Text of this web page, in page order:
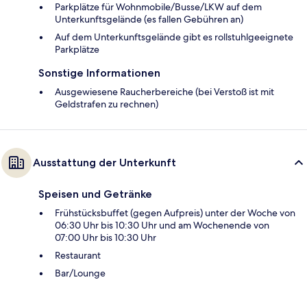
Parkplätze für Wohnmobile/Busse/LKW auf dem
Unterkunftsgelände (es fallen Gebühren an)
Auf dem Unterkunftsgelände gibt es rollstuhlgeeignete
Parkplätze
Sonstige Informationen
Ausgewiesene Raucherbereiche (bei Verstoß ist mit
Geldstrafen zu rechnen)
Ausstattung der Unterkunft
Speisen und Getränke
Frühstücksbuffet (gegen Aufpreis) unter der Woche von
06:30 Uhr bis 10:30 Uhr und am Wochenende von
07:00 Uhr bis 10:30 Uhr
Restaurant
Bar/Lounge